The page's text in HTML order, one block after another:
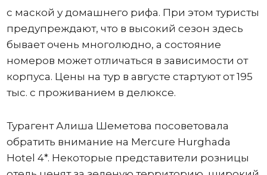
с маской у домашнего рифа. При этом туристы
предупреждают, что в высокий сезон здесь
бывает очень многолюдно, а состояние
номеров может отличаться в зависимости от
корпуса. Цены на тур в августе стартуют от 195
тыс. с проживанием в делюксе.
Турагент Алиша Шеметова посоветовала
обратить внимание на Mercure Hurghada
Hotel 4*. Некоторые представители розницы